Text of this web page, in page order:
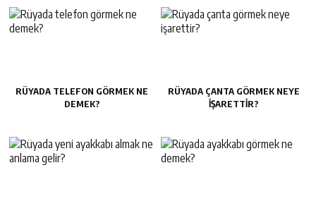
RÜYADA TELEFON GÖRMEK NE
DEMEK?
RÜYADA ÇANTA GÖRMEK NEYE
IŞARETTIR?